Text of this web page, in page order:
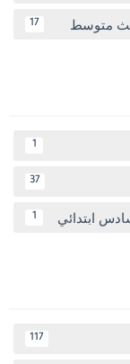
متوسط 17
1
37
ابتدائي 1
117